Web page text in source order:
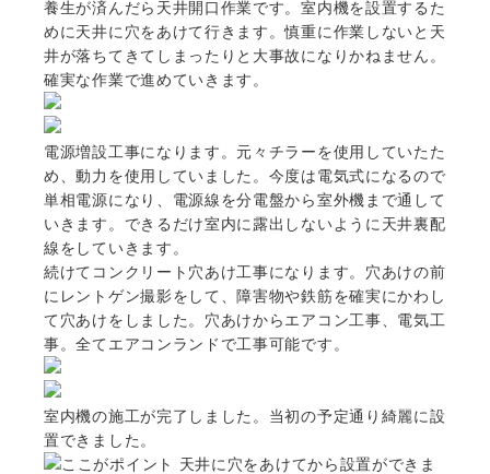
養生が済んだら天井開口作業です。室内機を設置するた
めに天井に穴をあけて行きます。慎重に作業しないと天
井が落ちてきてしまったりと大事故になりかねません。
確実な作業で進めていきます。
電源増設工事になります。元々チラーを使用していたた
め、動力を使用していました。今度は電気式になるので
単相電源になり、電源線を分電盤から室外機まで通して
いきます。できるだけ室内に露出しないように天井裏配
線をしていきます。
続けてコンクリート穴あけ工事になります。穴あけの前
にレントゲン撮影をして、障害物や鉄筋を確実にかわし
て穴あけをしました。穴あけからエアコン工事、電気工
事。全てエアコンランドで工事可能です。
室内機の施工が完了しました。当初の予定通り綺麗に設
置できました。
天井に穴をあけてから設置ができま